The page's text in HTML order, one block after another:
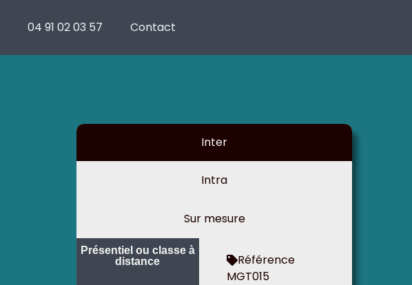
04 91 02 03 57 Contact
Inter
Intra
Sur mesure
Présentiel ou classe à
distance
Référence
MGT015